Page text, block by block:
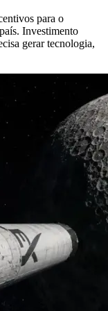
para o
Investimento
gerar tecnologia,